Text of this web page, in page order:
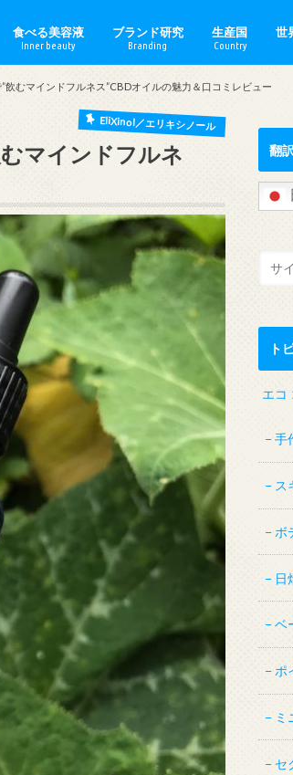
食べる美容液
Inner beauty
ブランド研究
Branding
ガニクス
ン
生産国
Country
世
飲むマインドフルネス”CBDオイルの魅力＆口コミレビュー
EliXinol／エリキシノール
マインドフルネ
翻
ト
エコ
手
ス
ボ
日
ベ
ポ
ミ
セ